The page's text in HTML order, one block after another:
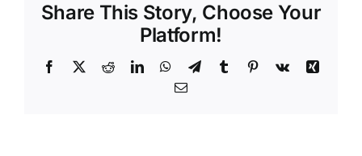
Share This Story, Choose Your
Platform!
Facebook
X RedditLinkedInWhatsApp
TelegramTumblr Pinterest
Vk
Xing
Email